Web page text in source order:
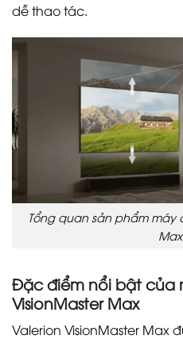
dễ thao tác.
Tổng quan sản phẩm máy
Đặc điểm nổi bật của
VisionMaster Max
Valerion VisionMaster Max